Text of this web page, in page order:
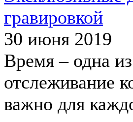
гравировкой
30 июня 2019
Время – одна
отслеживание
важно для